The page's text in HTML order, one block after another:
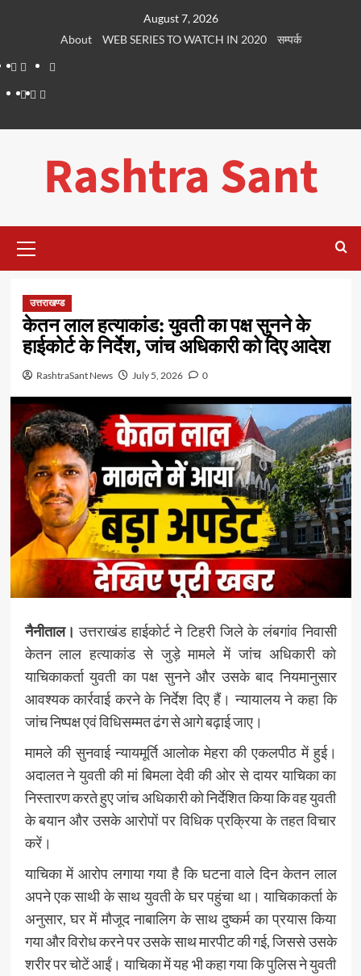
August 7, 2026
About
WEB SERIES TO WATCH IN 2020
सम्पर्क
About
WEB
SERIES
Dehradun
LifePlaces
सम्पर्क
Rashtra Sant
Menu
उत्तराखण्ड
केतन लाल हत्याकांड: युवती का पक्ष सुनने के
हाईकोर्ट के निर्देश, जांच अधिकारी को दिए आदेश
RashtraSant News July 5, 2026 0
नैनीताल। उत्तराखंड हाईकोर्ट ने टिहरी जिले के लंबगांव निवासी
केतन लाल हत्याकांड से जुड़े मामले में जांच अधिकारी को
याचिकाकर्ता युवती का पक्ष सुनने और उसके बाद नियमानुसार
आवश्यक कार्रवाई करने के निर्देश दिए हैं। न्यायालय ने कहा कि
जांच निष्पक्ष एवं विधिसम्मत ढंग से आगे बढ़ाई जाए।
मामले की सुनवाई न्यायमूर्ति आलोक मेहरा की एकलपीठ में हुई।
अदालत ने युवती की मां बिमला देवी की ओर से दायर याचिका का
निस्तारण करते हुए जांच अधिकारी को निर्देशित किया कि वह युवती
के बयान और उसके आरोपों पर विधिक प्रक्रिया के तहत विचार
करें।
याचिका में आरोप लगाया गया है कि घटना वाले दिन केतन लाल
अपने एक साथी के साथ युवती के घर पहुंचा था। याचिकाकर्ता के
अनुसार, घर में मौजूद नाबालिग के साथ दुष्कर्म का प्रयास किया
गया और विरोध करने पर उसके साथ मारपीट की गई, जिससे उसके
शरीर पर चोटें आईं। याचिका में यह भी कहा गया कि पुलिस ने युवती